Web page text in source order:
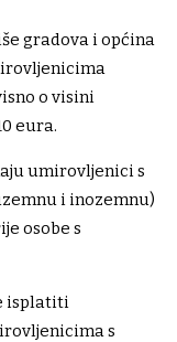
gradova i općina
o visini
eura.
umirovljenici s
i inozemnu)
osobe s
isplatiti
s